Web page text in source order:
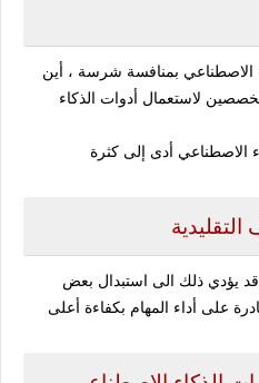
الاصطناعي بمنافسة شرسة ، أين
لاستعمال أدوات الذكاء
الاصطناعي أدى إلى كثرة
قد يؤدي ذلك الى استبدال بعض
على أداء المهام بكفاءة أعلى